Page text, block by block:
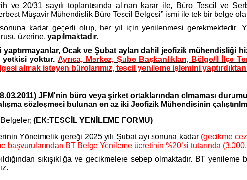
ve 20/31 sayılı toplantısında alınan karar ile, Büro Tescil ve
Müşavir Mühendislik Büro Tescil Belgesi” ismi ile tek bir belge
kadar geçerli olup, her yıl için yenilenmesi gerekmektedir.
üzerine, yapılmaktadır.
yaptırmayan lar, Ocak ve Şubat ayları dahil jeofizik mühendisliği
yetkisi yoktur. Ayrıca, Merkez, Şube Başkanlıkları, Bölge/İl-İlçe
almak isteyen bürolarımız, tescil yenileme işlemini
JFM'nin büro veya şirket ortaklarından olmaması
sözleşmesi bulunan en az iki Jeofizik Mühendisinin
(EK:TESCİL YENİLEME FORMU)
Yönetmelik gereği 2025 yılı Şubat ayı sonuna kadar (gecikme
başvurularından BT Belge Yenileme ücretinin %20’si tutarında
sıkışıklığa ve gecikmelere sebep olmaktadır. BT yenileme